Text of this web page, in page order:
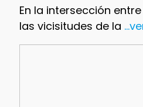
En la intersección
las vicisitudes de la